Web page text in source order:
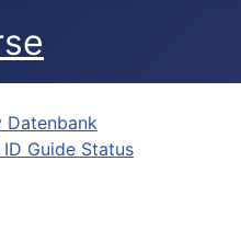
Datenbank
Guide Status